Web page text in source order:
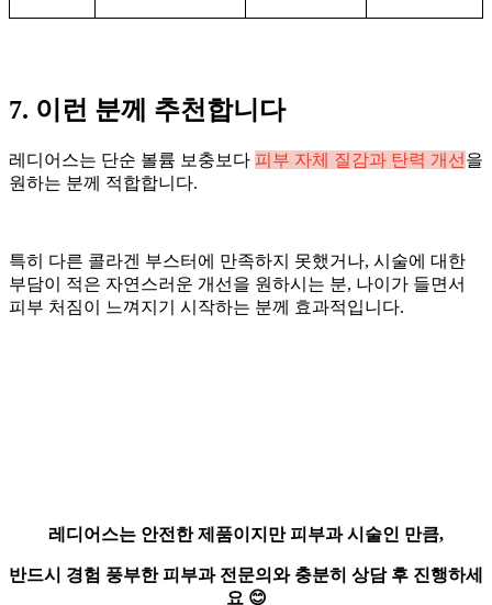
7. 이런 분께 추천합니다
레디어스는 단순 볼륨 보충보다 피부 자체 질감과 탄력 개선 을
원하는 분께 적합합니다.
특히 다른 콜라겐 부스터에 만족하지 못했거나, 시술에 대한
부담이 적은 자연스러운 개선을 원하시는 분, 나이가 들면서
피부 처짐이 느껴지기 시작하는 분께 효과적입니다.
레디어스는 안전한 제품이지만 피부과 시술인 만큼,
반드시 경험 풍부한 피부과 전문의와 충분히 상담 후 진행하세
요 😊